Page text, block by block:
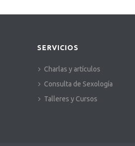
SERVICIOS
Charlas y artículos
Consulta de Sexología
Talleres y Cursos